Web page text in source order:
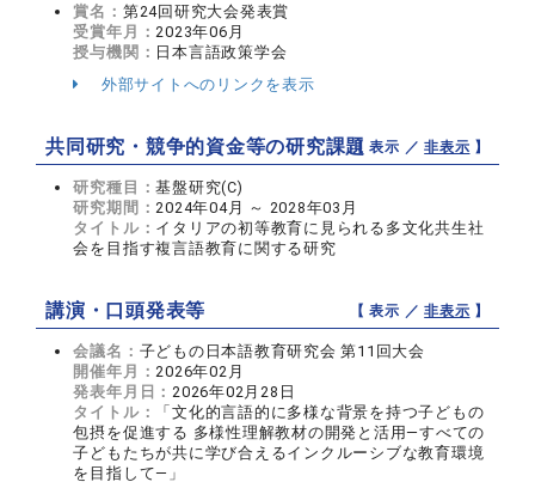
賞名： 第24回研究大会発表賞
受賞年月： 2023年06月
授与機関： 日本言語政策学会
外部サイトへのリンクを表示
共同研究・競争的資金等の研究課題【 表示 ／非表示 】
研究種目：基盤研究(C)
研究期間： 2024年04月 ～ 2028年03月
タイトル： イタリアの初等教育に見られる多文化共生社
会を目指す複言語教育に関する研究
講演・口頭発表等 【 表示 ／非表示 】
会議名： 子どもの日本語教育研究会 第11回大会
開催年月： 2026年02月
発表年月日： 2026年02月28日
タイトル：
「文化的言語的に多様な背景を持つ子どもの
包摂を促進する 多様性理解教材の開発と活用―すべての
子どもたちが共に学び合えるインクルーシブな教育環境
を目指して―」